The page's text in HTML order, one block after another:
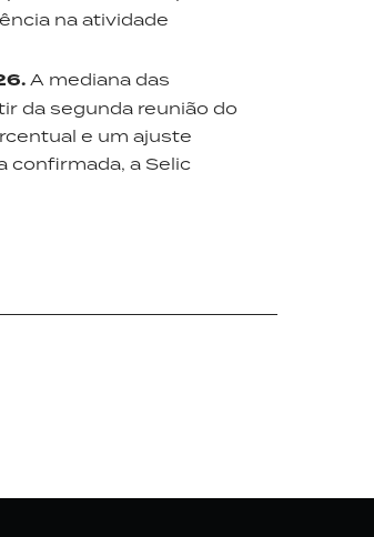
na atividade
A mediana das
da segunda reunião do
e um ajuste
confirmada, a Selic